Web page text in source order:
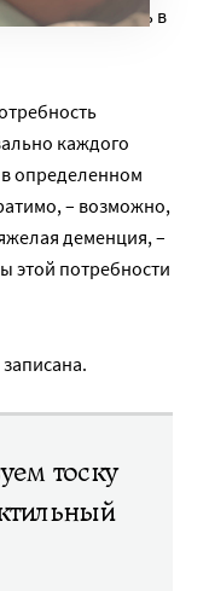
принять в
каждого
в определенном
– возможно,
деменция, –
этой потребности
тоску